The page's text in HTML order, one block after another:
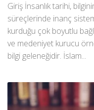
Giriş İnsanlık tarihi,
süreçlerinde inanç
kurduğu çok boyutlu
ve medeniyet kurucu
bilgi geleneğidir. İslam...